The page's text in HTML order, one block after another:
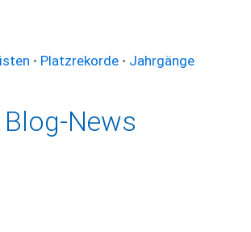
• Platzrekorde • Jahrgänge
Blog-News